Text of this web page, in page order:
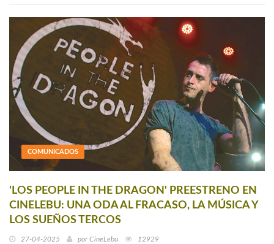
COMUNICADOS
'LOS PEOPLE IN THE DRAGON' PREESTRENO EN
CINELEBU: UNA ODA AL FRACASO, LA MÚSICA Y
LOS SUEÑOS TERCOS
27-04-2025 por CineLebu 12929